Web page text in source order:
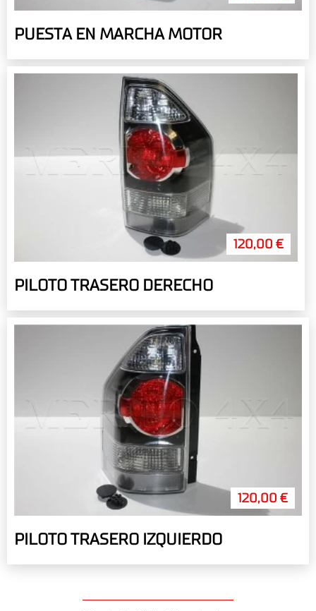
PUESTA EN MARCHA MOTOR
120,00 €
PILOTO TRASERO DERECHO
120,00 €
PILOTO TRASERO IZQUIERDO